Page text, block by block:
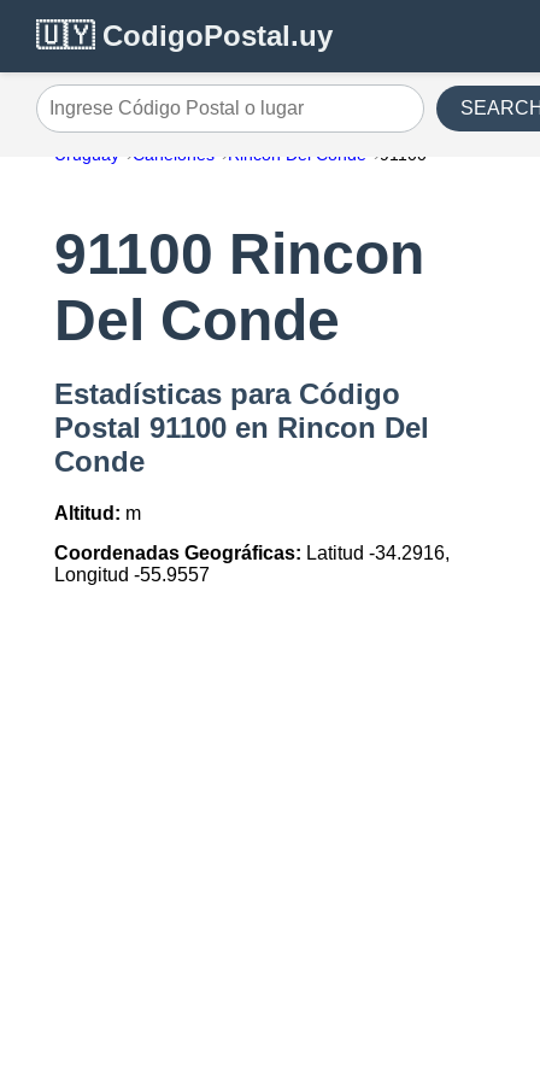
🇺🇾 CodigoPostal.uy
Ingrese Código Postal o lugar
Uruguay Canelones Rincon Del Conde 91100
91100 Rincon
Del Conde
Estadísticas para Código
Postal 91100 en Rincon Del
Conde
Altitud: m
Coordenadas Geográficas: Latitud -34.2916,
Longitud -55.9557